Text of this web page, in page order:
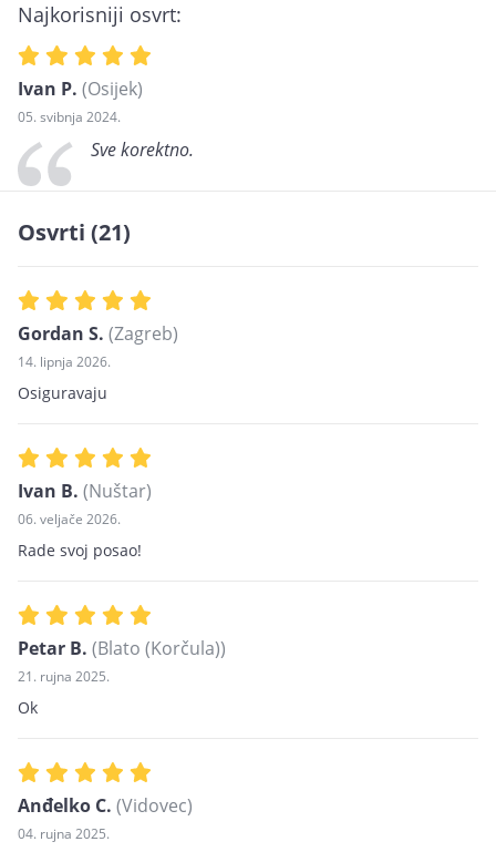
Najkorisniji osvrt:
Ivan P. (Osijek)
05. svibnja 2024.
Sve korektno.
Osvrti (21)
Gordan S. (Zagreb)
14. lipnja 2026.
Osiguravaju
Ivan B. (Nuštar)
06. veljače 2026.
Rade svoj posao!
Petar B. (Blato (Korčula))
21. rujna 2025.
Ok
Anđelko C. (Vidovec)
04. rujna 2025.